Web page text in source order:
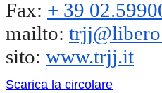
Fax: + 39
mailto:
sito: www.trjj.it
Scarica la circolare